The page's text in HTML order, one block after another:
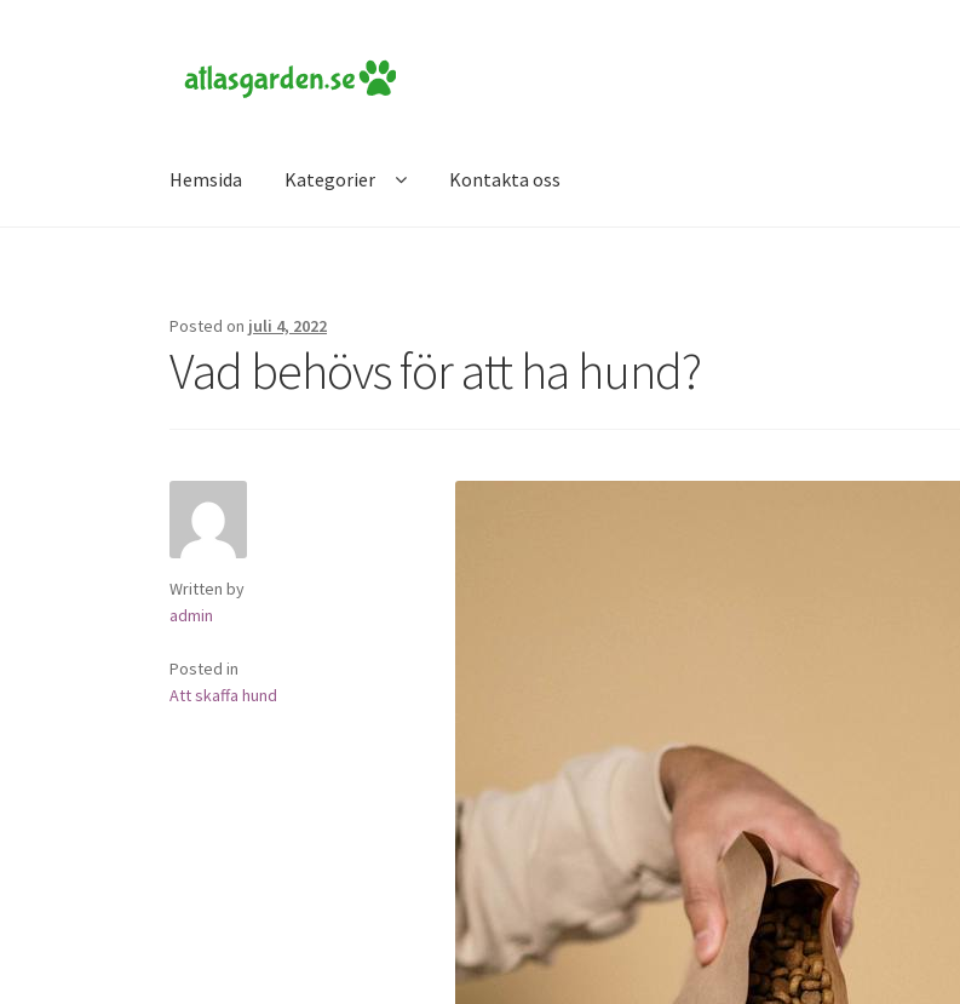
Skip
to
Skip
to
Hemsida Kategorier Kontakta oss
Posted on juli 4, 2022
Vad behövs för att ha hund?
Written by
admin
Posted in
Att skaffa hund